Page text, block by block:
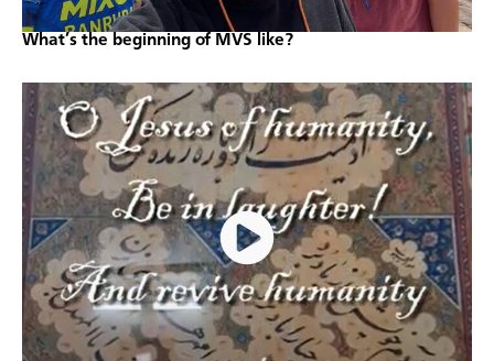
What’s the beginning of MVS like?